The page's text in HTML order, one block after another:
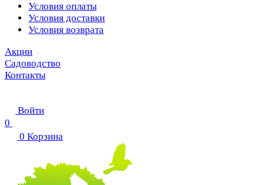
Условия оплаты
Условия доставки
Условия возврата
Акции
Садоводство
Контакты
Войти
0
0 Корзина